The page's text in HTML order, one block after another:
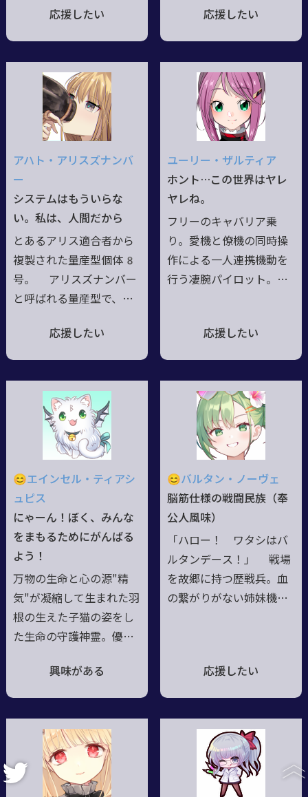
ら、誰にも定かではな
並行世界を渡る事により
ある種の狂気に到った彼
は、自ら死を選んだ＿＿
＿＿だが、世界はそれを
許さなかった。忘却に沈
戦いの続く今生を得た。
＿＿彼の瞳が見つめるの
を紡げる者のみがそれを
知る。
応援したい
という魔獣に憑かれてい
多い。●徒手空拳からキ
ャバリア戦に至る戦闘技
術に加え、用兵術などの
教養も確かな物を持って
いるが、「派手」「ロマ
ン」という要素に弱く、
猪突的行動を取ることが
応援したい
アハト・アリスズナンバ
ー
システムはもういらな
い。私は、人間だから
とあるアリス適合者から
複製された量産型個体8
号。 アリスズナンバー
と呼ばれる量産型で、故
をしたフラスコチャイル
ドがいる。破壊されると
れて復活してくる。 個
体としては酒飲み煙草博
打のクズで基本ダメ人
間。/かつては人形として
永遠に蘇るデスレスアー
ミーだった。今は、シス
テムを封じて変えの効か
ない一人の「マリア・オ
ットー・グラムベル」と
応援したい
ユーリー・ザルティア
ホント…この世界はヤレ
ヤレね。
フリーのキャバリア乗
り。愛機と僚機の同時操
作による一人連携機動を
行う凄腕パイロット。常
実際の意味では『アホの
子』しかしてその正体
トが支配する管理社会国
家サルディア統一帝国第
二皇女『ユーディ・サル
ディア』本人。後継者争
いに倦厭して自由を求め
て飛び出した。名前をち
ょっと変えただけの偽名
る。実は冷酷な本性を隠
している
応援したい
😊エインセル・ティアシ
ュピス
にゃーん！ぼく、みんな
をまもるためにがんばる
よう！
万物の生命と心の源"精
気"が凝縮して生まれた羽
根の生えた子猫の姿をし
た生命の守護神霊。優し
拾われ可愛がられながら
共に戦っていくうちに経
にグリモア猟兵として覚
醒すると同時に人の姿に
もなれるようになったの
である！子猫らしく純真
興味がある
😊バルタン・ノーヴェ
脳筋仕様の戦闘民族（奉
公人風味）
「ハロー！ ワタシはバ
ルタンデース！」 戦場
を故郷に持つ歴戦兵。血
の繋がりがない姉妹機が
家事代行サービスを趣味
とするメイドでもある。
かく乱させているが、思
考回路は熟練の兵士のも
の。 雇用者の要望を聞
き届け、依頼を完遂する
応援したい